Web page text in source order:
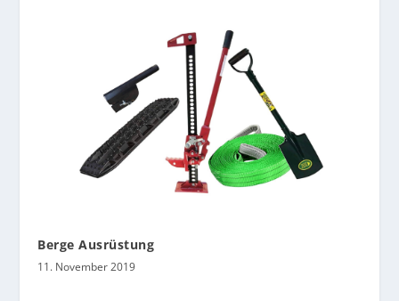
Berge Ausrüstung
11. November 2019